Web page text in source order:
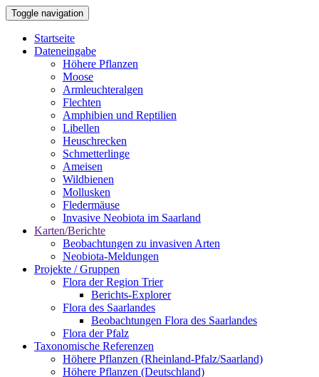
Direkt
zum
Inhalt
Toggle navigation
Main
navigation
Startseite
Dateneingabe
Höhere Pflanzen
Moose
Armleuchteralgen
Flechten
Amphibien und Reptilien
Libellen
Heuschrecken
Schmetterlinge
Ameisen
Wildbienen
Mollusken
Fledermäuse
Invasive Neobiota im Saarland
Karten/Berichte
Beobachtungen zu invasiven Arten
Neobiota-Meldungen
Projekte / Gruppen
Flora der Region Trier
Berichts-Explorer
Flora des Saarlandes
Beobachtungen Flora des Saarlandes
Flora der Pfalz
Taxonomische Referenzen
Höhere Pflanzen (Rheinland-Pfalz/Saarland)
Höhere Pflanzen (Deutschland)